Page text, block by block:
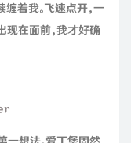
着我。飞速点开，一
在面前，我才好确